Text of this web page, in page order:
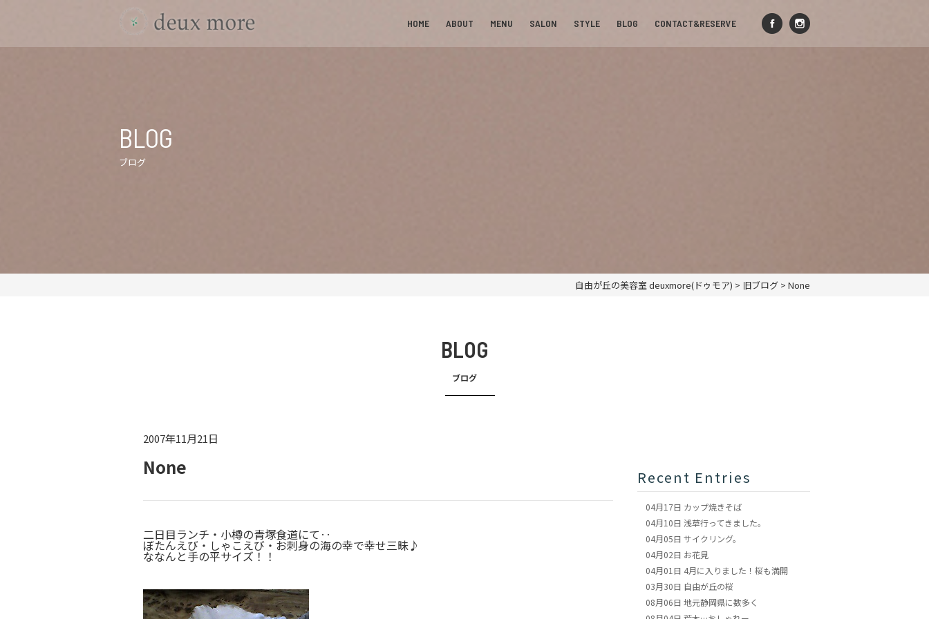
HOME ABOUT MENU SALON STYLE BLOG CONTACT&RESERVE
BLOG
ブログ
自由が丘の美容室 deuxmore(ドゥモア) > 旧ブログ > None
BLOG
ブログ
2007年11月21日
None
二日目ランチ・小樽の青塚食道にて‥
ぼたんえび・しゃこえび・お刺身の海の幸で幸せ三昧♪
ななんと手の平サイズ！！
Recent Entries
04月17日 カップ焼きそば
04月10日 浅草行ってきました。
04月05日 サイクリング。
04月02日 お花見
04月01日 4月に入りました！桜も満開
03月30日 自由が丘の桜
08月06日 地元静岡県に数多く